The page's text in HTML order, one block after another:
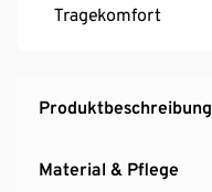
Tragekomfort
Produktbeschreibung
Material & Pflege